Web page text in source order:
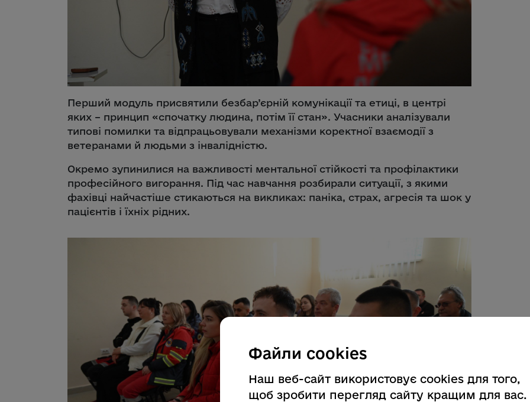
Перший модуль присвятили безбар’єрній комунікації та етиці, в центрі
яких – принцип «спочатку людина, потім її стан». Учасники аналізували
типові помилки та відпрацьовували механізми коректної взаємодії з
ветеранами й людьми з інвалідністю.
Окремо зупинилися на важливості ментальної стійкості та профілактики
професійного вигорання. Під час навчання розбирали ситуації, з якими
фахівці найчастіше стикаються на викликах: паніка, страх, агресія та шок у
пацієнтів і їхніх рідних.
Файли cookies
Наш веб-сайт використовує cookies для того,
щоб зробити перегляд сайту кращим для вас.